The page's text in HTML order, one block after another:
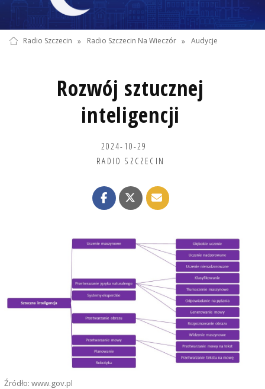
Radio Szczecin » Radio Szczecin Na Wieczór » Audycje
Rozwój sztucznej
inteligencji
2024-10-29
RADIO SZCZECIN
Źródło: www.gov.pl